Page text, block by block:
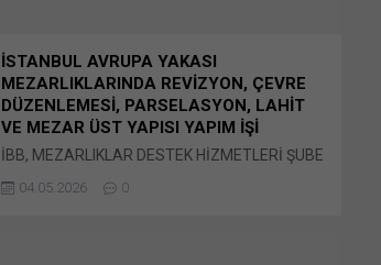
İSTANBUL AVRUPA YAKASI
MEZARLIKLARINDA REVİZYON, ÇEVRE
DÜZENLEMESİ, PARSELASYON, LAHİT
VE MEZAR ÜST YAPISI YAPIM İŞİ
İBB, MEZARLIKLAR DESTEK HİZMETLERİ ŞUBE
Mezarlıklarında Revizyon, Çevre Düzenlemesi,
04.05.2026 0